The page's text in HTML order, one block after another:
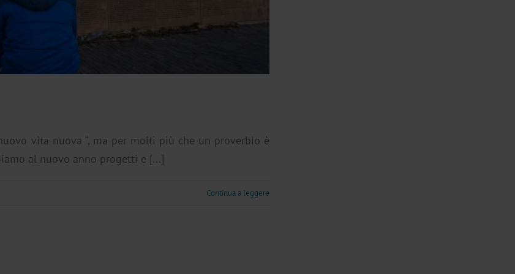
vita nuova “, ma per molti più che un proverbio è
al nuovo anno progetti e [...]
Continua a leggere